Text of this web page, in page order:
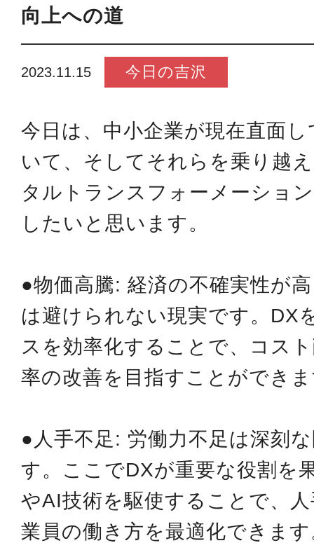
向上への道
2023.11.15 今日の吉沢
今日は、中小企業が現在直面
いて、そしてそれらを乗り越
タルトランスフォーメーショ
したいと思います。
●物価高騰: 経済の不確実性が
は避けられない現実です。DX
スを効率化することで、コス
率の改善を目指すことができ
●人手不足: 労働力不足は深刻
す。ここでDXが重要な役割を
やAI技術を駆使することで、
業員の働き方を最適化できま